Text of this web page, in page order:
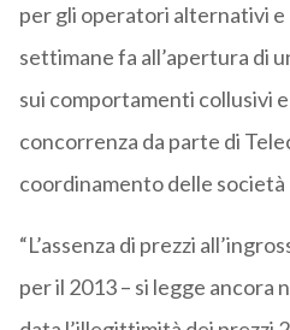
per gli operatori alternativi
settimane fa all’apertura di
sui comportamenti collusivi
concorrenza da parte di
coordinamento delle società
“L’assenza di prezzi
per il 2013 – si legge ancora